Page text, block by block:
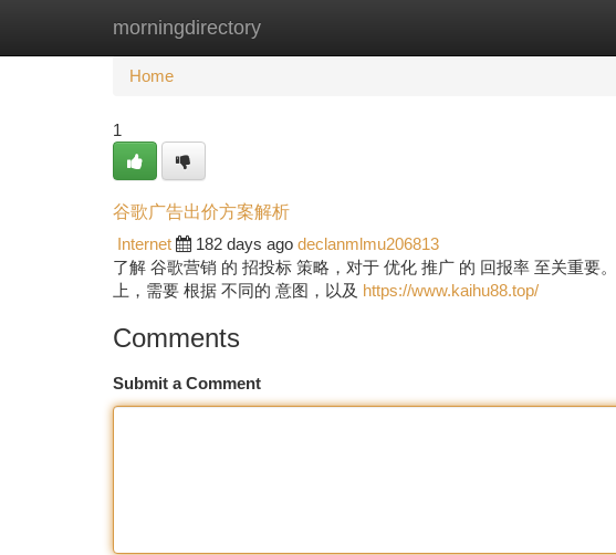
morningdirectory
Home New Site Listings
Home
1
谷歌广告出价方案解析
Internet
182 days ago declanmlmu206813
了解 谷歌营销 的 招投标 策略，对于 优化 推广 的 回报率 至关重要
上，需要 根据 不同的 意图，以及 https://www.kaihu88.top/
Comments
Submit a Comment